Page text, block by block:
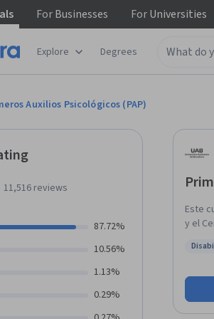
ForBusinesses ForUniversities
Explore Degrees
Auxilios Psicológicos (PAP)
Este
y el
o
11,516reviews
87.72%
10.56%
1.13%
0.29%